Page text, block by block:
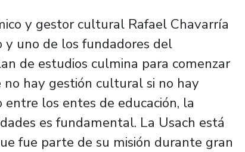
y gestor cultural Rafael Chavarría
uno de los fundadores del
de estudios culmina para comenzar
no hay gestión cultural si no hay
los entes de educación, la
es fundamental. La Usach está
fue parte de su misión durante gran